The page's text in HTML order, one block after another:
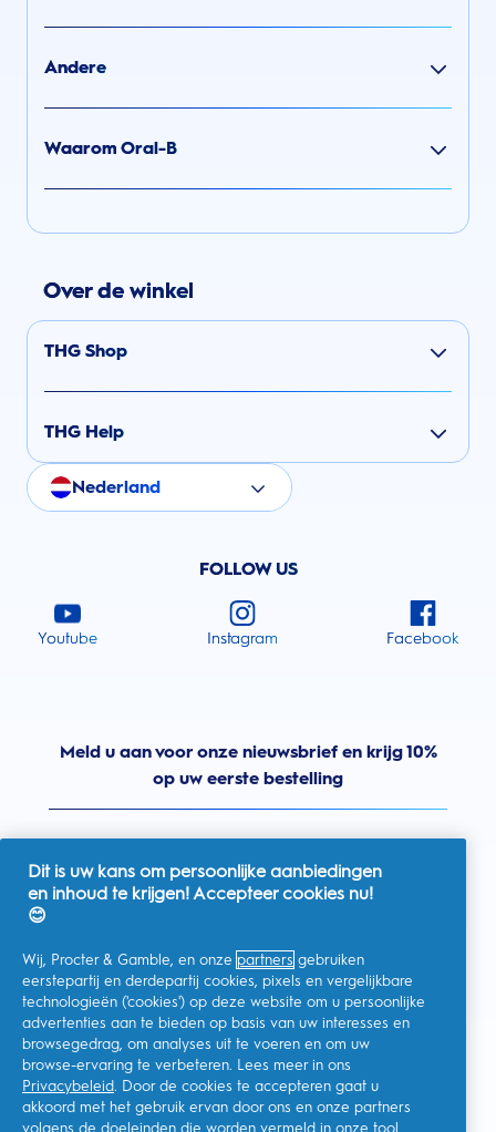
Andere
Waarom Oral-B
Over de winkel
THG Shop
THG Help
Nederland
FOLLOW US
Youtube Instagram Facebook
Meld u aan voor onze nieuwsbrief en krijg 10%
op uw eerste bestelling
Ik geef toestemming voor het ontvangen van
gepersonaliseerde communicatie met betrekking tot
aanbiedingen, nieuws en andere promotionele initiatieven van
Oral-B en andere
P&G-merken
kan me op elk momentafmelden.
Procter & Gamble, als verwerkingsverantwoordelijke, zal uw
persoonlijke gegevens verwerken zodat u zich bij deze site kunt
registreren en de interactie kunt aangaan met de aangeboden
Dit is uw kans om persoonlijke aanbiedingen
en inhoud te krijgen! Accepteer cookies nu!
😊
Wij, Procter & Gamble, en onze partners gebruiken
eerstepartij en derdepartij cookies, pixels en vergelijkbare
technologieën ('cookies') op deze website om u persoonlijke
advertenties aan te bieden op basis van uw interesses en
browsegedrag, om analyses uit te voeren en om uw
browse-ervaring te verbeteren. Lees meer in ons
Privacybeleid. Door de cookies te accepteren gaat u
akkoord met het gebruik ervan door ons en onze partners
volgens de doeleinden die worden vermeld in onze tool